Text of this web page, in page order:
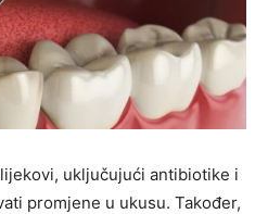
uključujući antibiotike i
promjene u ukusu. Također,